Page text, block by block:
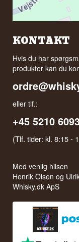
KONTAKT
Hvis du har
produkter kan du
eller tlf.:
+45 5210
(Tlf. tider: kl. 8:15 -
Med venlig hilsen
Henrik Olsen og
Whisky.dk ApS